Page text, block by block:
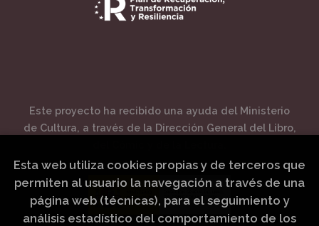
Este proyecto ha recibido una ayuda del Ministerio
de Cultura, a través de la Dirección General del Libro,
Esta web utiliza cookies propias y de terceros que
permiten al usuario la navegación a través de una
página web (técnicas), para el seguimiento y
análisis estadístico del comportamiento de los